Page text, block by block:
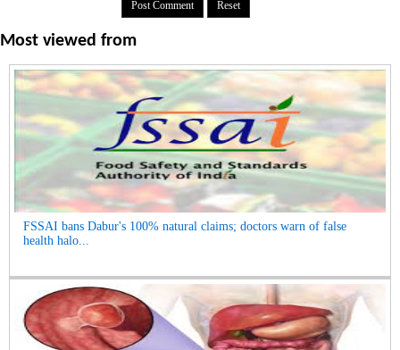
Most viewed from
FSSAI bans Dabur's 100% natural claims; doctors warn of false
health halo...